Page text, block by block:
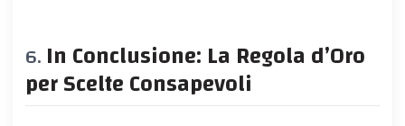
In Conclusione: La Regola d’Oro
per Scelte Consapevoli